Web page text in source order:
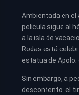
Ambientada en el
película sigue al
a la isla de
Rodas está
estatua de Apolo,
Sin embargo, a
descontento: el